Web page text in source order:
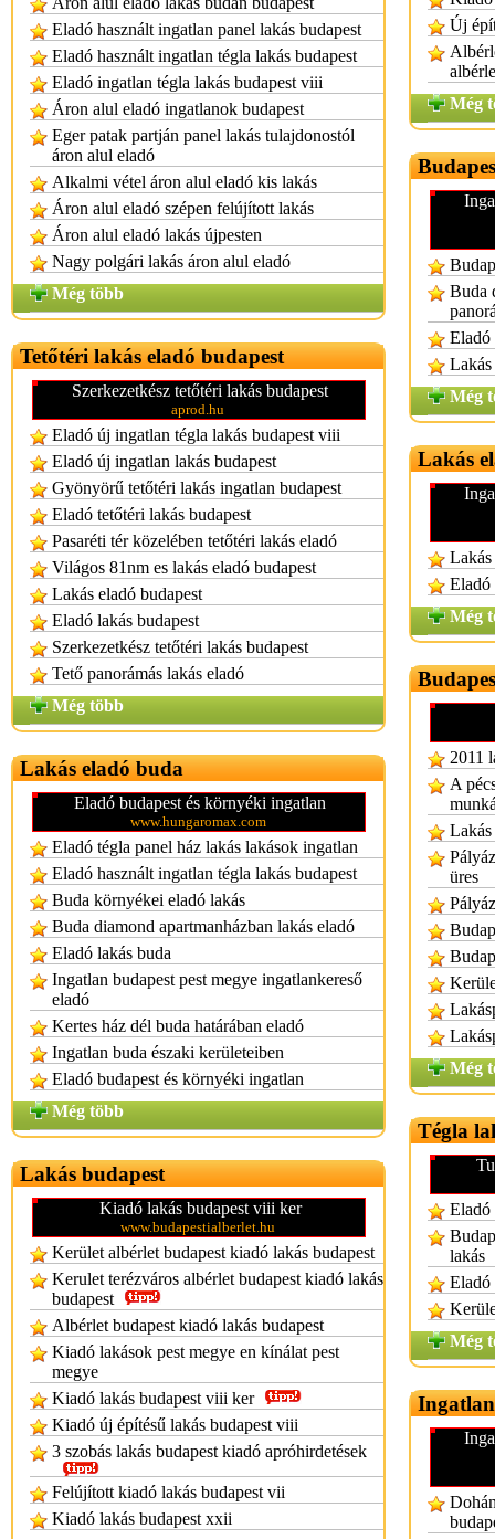
Eladó használt ingatlan panel lakás budapest
Eladó használt ingatlan tégla lakás budapest
Eladó ingatlan tégla lakás budapest viii
Áron alul eladó ingatlanok budapest
Eger patak partján panel lakás tulajdonostól
áron alul eladó
Alkalmi vétel áron alul eladó kis lakás
Áron alul eladó szépen felújított lakás
Áron alul eladó lakás újpesten
Nagy polgári lakás áron alul eladó
Még több
Tetőtéri lakás eladó budapest
Szerkezetkész tetőtéri lakás budapest
aprod.hu
Eladó új ingatlan tégla lakás budapest viii
Eladó új ingatlan lakás budapest
Gyönyörű tetőtéri lakás ingatlan budapest
Eladó tetőtéri lakás budapest
Pasaréti tér közelében tetőtéri lakás eladó
Világos 81nm es lakás eladó budapest
Lakás eladó budapest
Eladó lakás budapest
Szerkezetkész tetőtéri lakás budapest
Tető panorámás lakás eladó
Még több
Lakás eladó buda
Eladó budapest és környéki ingatlan
www.hungaromax.com
Eladó tégla panel ház lakás lakások ingatlan
Eladó használt ingatlan tégla lakás budapest
Buda környékei eladó lakás
Buda diamond apartmanházban lakás eladó
Eladó lakás buda
Ingatlan budapest pest megye ingatlankereső
eladó
Kertes ház dél buda határában eladó
Ingatlan buda északi kerületeiben
Eladó budapest és környéki ingatlan
Még több
Lakás budapest
Kiadó lakás budapest viii ker
www.budapestialberlet.hu
Kerület albérlet budapest kiadó lakás budapest
Kerulet terézváros albérlet budapest kiadó lakás
budapest
Albérlet budapest kiadó lakás budapest
Kiadó lakások pest megye en kínálat pest
megye
Kiadó lakás budapest viii ker
Kiadó új építésű lakás budapest viii
3 szobás lakás budapest kiadó apróhirdetések
Felújított kiadó lakás budapest vii
Kiadó lakás budapest xxii
Új
Még
Buda
Eladó
Lakás
Még
Lakás
Lakás
Eladó
Még
2011
A
Lakás
üres
Még
Tégla
Eladó
lakás
Eladó
Még